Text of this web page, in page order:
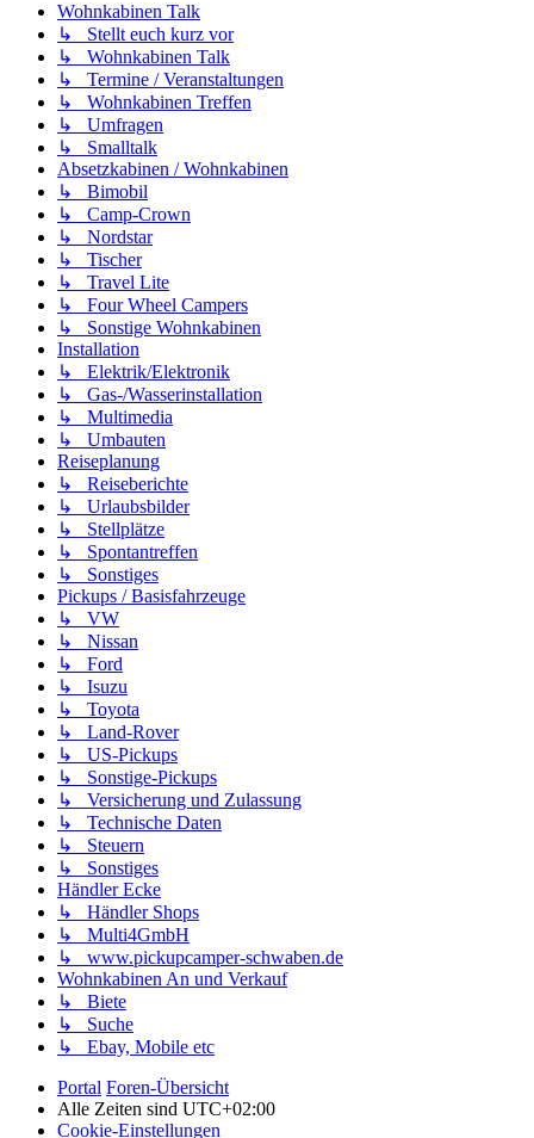
Wohnkabinen Talk
↳ Stellt euch kurz vor
↳ Wohnkabinen Talk
↳ Termine / Veranstaltungen
↳ Wohnkabinen Treffen
↳ Umfragen
↳ Smalltalk
Absetzkabinen / Wohnkabinen
↳ Bimobil
↳ Camp-Crown
↳ Nordstar
↳ Tischer
↳ Travel Lite
↳ Four Wheel Campers
↳ Sonstige Wohnkabinen
Installation
↳ Elektrik/Elektronik
↳ Gas-/Wasserinstallation
↳ Multimedia
↳ Umbauten
Reiseplanung
↳ Reiseberichte
↳ Urlaubsbilder
↳ Stellplätze
↳ Spontantreffen
↳ Sonstiges
Pickups / Basisfahrzeuge
↳ VW
↳ Nissan
↳ Ford
↳ Isuzu
↳ Toyota
↳ Land-Rover
↳ US-Pickups
↳ Sonstige-Pickups
↳ Versicherung und Zulassung
↳ Technische Daten
↳ Steuern
↳ Sonstiges
Händler Ecke
↳ Händler Shops
↳ Multi4GmbH
↳ www.pickupcamper-schwaben.de
Wohnkabinen An und Verkauf
↳ Biete
↳ Suche
↳ Ebay, Mobile etc
Portal Foren-Übersicht
Alle Zeiten sind UTC+02:00
Cookie-Einstellungen